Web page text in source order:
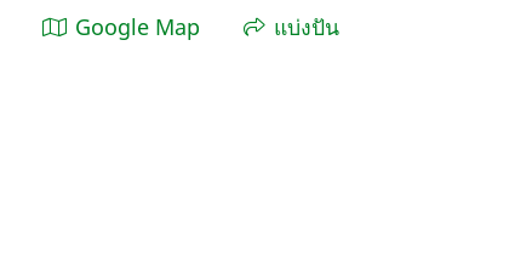
Google Map แบ่งปัน